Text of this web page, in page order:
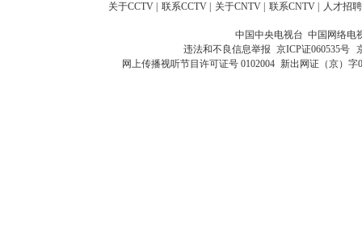
关于CCTV 联系CCTV 关于CNTV 联系CNTV 人才招聘
中国中央电视台 中国网络电
违法和不良信息举报 京ICP证060535号
网上传播视听节目许可证号 0102004 新出网证（京）